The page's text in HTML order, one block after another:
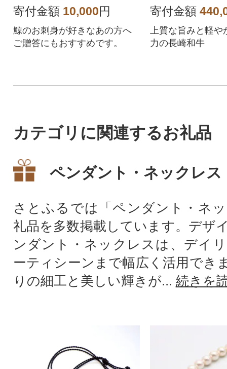
ずりスライス)
寄付金額 10,000円
鯨のお刺身が好きなあの方へ
ご贈答にもおすすめです。
2回
寄付金額
上質な旨みと軽
力の長崎和牛
カテゴリに関連するお礼品
ペンダント・ネックレス
さとふるでは「ペンダント・ネ
礼品を多数掲載しています。デザ
ンダント・ネックレスは、デイ
ーティシーンまで幅広く活用でき
りの細工と美しい輝きが... 続きを